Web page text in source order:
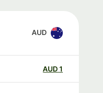
AUD
AUD